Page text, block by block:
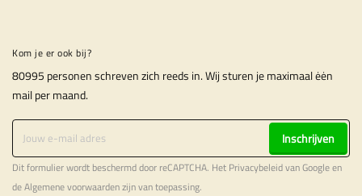
Kom je er ook bij?
80995 personen schreven zich reeds in. Wij sturen je maximaal ėėn
mail per maand.
Inschrijven
Dit formulier wordt beschermd door reCAPTCHA. Het Privacybeleidvan Google en
deAlgemene voorwaardenzijn van toepassing.